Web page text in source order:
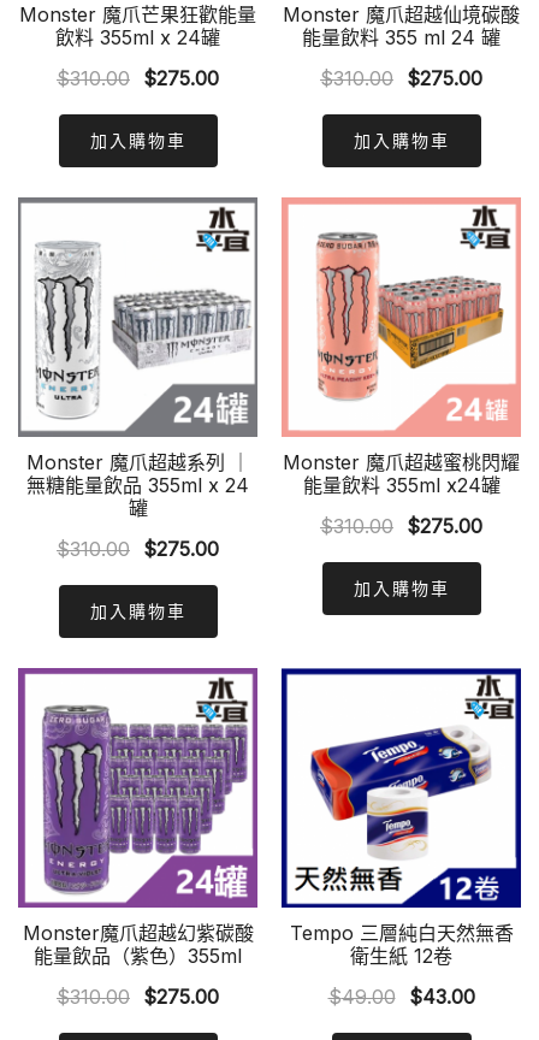
Monster 魔爪芒果狂歡能量
飲料 355ml x 24罐
$310.00 Original
was:
$310.00.
$275.00Current
加入購物車
Monster 魔爪超越仙境碳酸
能量飲料 355 ml 24 罐
$310.00 Original
was:
$310.00.
$275.00
加入購物車
Monster 魔爪超越系列 ｜
無糖能量飲品 355ml x 24
罐
$310.00 Original
was:
$310.00.
$275.00Current
加入購物車
Monster 魔爪超越蜜桃閃耀
能量飲料 355ml x24罐
$310.00 Original
was:
$310.00.
$275.00
加入購物車
Monster魔爪超越幻紫碳酸
能量飲品（紫色）355ml
$310.00 Original
$275.00Current
Tempo 三層純白天然無香
衛生紙 12卷
$49.00
Original
$43.00